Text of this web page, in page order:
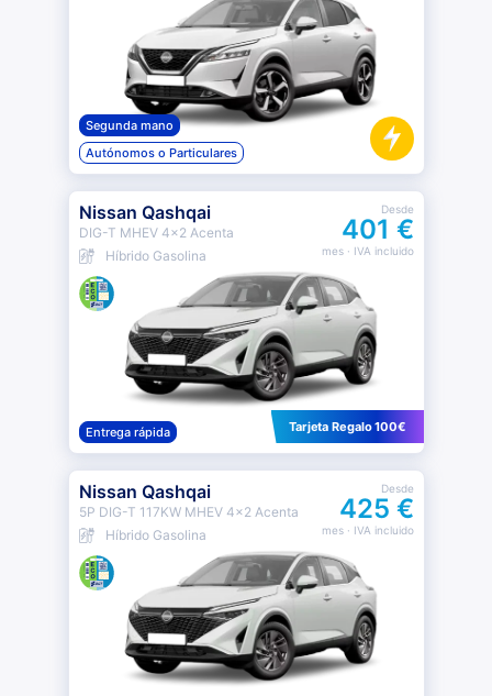
Segunda mano
Autónomos o Particulares
Nissan Qashqai
DIG-T MHEV 4x2 Acenta
Híbrido Gasolina
Desde
401 €
mes· IVA incluido
Entrega rápida Tarjeta Regalo 100€
Nissan Qashqai
5P DIG-T 117KW MHEV 4x2 Acenta
Híbrido Gasolina
Desde
425 €
mes· IVA incluido